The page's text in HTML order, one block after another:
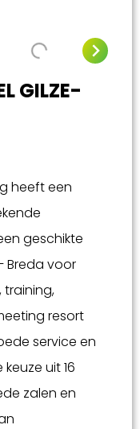
GILZE-
heeft een
geschikte
Breda voor
resort
service en
uit 16
zalen en